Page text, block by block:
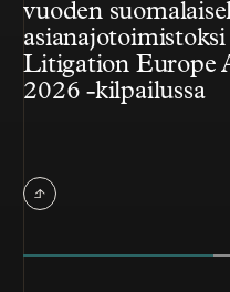
vuoden
Litigation Europe
2026 -kilpailussa